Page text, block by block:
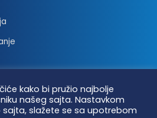
kako bi pružio najbolje
našeg sajta. Nastavkom
slažete se sa upotrebom